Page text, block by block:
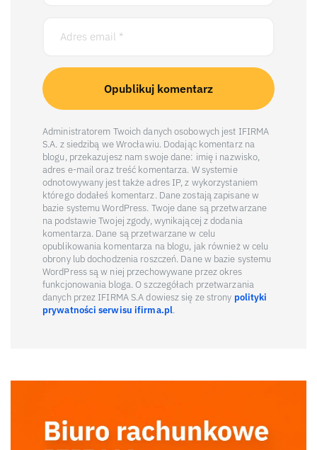
Administratorem Twoich danych osobowych jest IFIRMA
S.A. z siedzibą we Wrocławiu. Dodając komentarz na
blogu, przekazujesz nam swoje dane: imię i nazwisko,
adres e-mail oraz treść komentarza. W systemie
odnotowywany jest także adres IP, z wykorzystaniem
którego dodałeś komentarz. Dane zostają zapisane w
bazie systemu WordPress. Twoje dane są przetwarzane
na podstawie Twojej zgody, wynikającej z dodania
komentarza. Dane są przetwarzane w celu
opublikowania komentarza na blogu, jak również w celu
obrony lub dochodzenia roszczeń. Dane w bazie systemu
WordPress są w niej przechowywane przez okres
funkcjonowania bloga. O szczegółach przetwarzania
danych przez IFIRMA S.A dowiesz się ze strony polityki
prywatności serwisu ifirma.pl.